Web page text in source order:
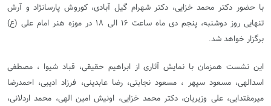
با حضور دکتر محمد خزایی، دکتر شهرام گیل آبادی، کوروش پارسانژاد و آرش
تنهایی روز دوشنبه، پنجم دی ماه ساعت ۱۶ الی ۱۸ در موزه هنر امام علی (ع)
برگزارخواهدشد
این نشست همزمان با نمایش آثاری از ابراهیم حقیقی، قباد شیوا ، مصطفی
اسدالهی، مسعود سپهر ، مسعود نجابتی، رضا عابدینی، فرزاد ادیبی، احمدرضا
میرمقتدایی، علی وزیریان، دکتر محمد خزایی، اونیش امین الهی، محمد اردلانی،